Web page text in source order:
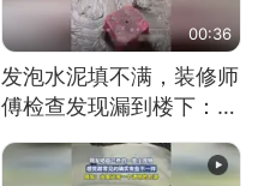
00:36
发泡水泥填不满，装修师
傅检查发现漏到楼下：出
风口未延伸到外墙